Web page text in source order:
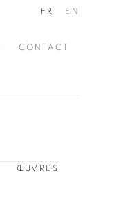
CONTACT
FR EN
ŒUVRES